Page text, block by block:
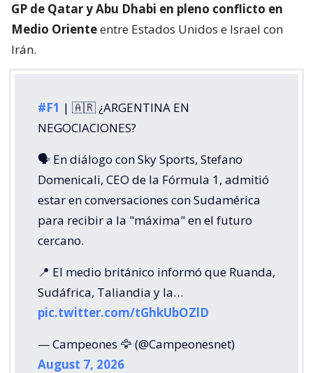
GP de Qatar y Abu Dhabi en pleno conflicto en
Medio Orienteentre Estados Unidos e Israel con
Irán.
#F1 | 🇦🇷 ¿ARGENTINA EN
NEGOCIACIONES?
🗣️ En diálogo con Sky Sports, Stefano
Domenicali, CEO de la Fórmula 1, admitió
estar en conversaciones con Sudamérica
para recibir a la "máxima" en el futuro
cercano.
📍 El medio británico informó que Ruanda,
Sudáfrica, Taliandia y la…
pic.twitter.com/tGhkUbOZlD
— Campeones 🦅 (@Campeonesnet)
August 7, 2026